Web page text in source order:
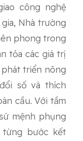
công nghệ
Nhà trường
phong trong
tỏa các giá trị
triển nông
số và thích
cầu. Với tầm
mệnh phụng
từng bước kết